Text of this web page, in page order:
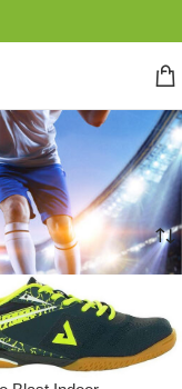
Toont alle 6 resultaten